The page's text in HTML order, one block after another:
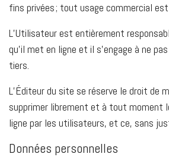
fins privées ; tout usage commercial
L’Utilisateur est entièrement
qu’il met en ligne et il s’engage à ne
tiers.
L’Éditeur du site se réserve le droit de
supprimer librement et à tout moment
ligne par les utilisateurs, et ce, sans
Données personnelles